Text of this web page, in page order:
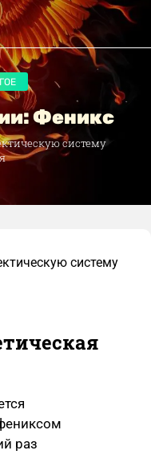
Феникс
систему
систему
раз